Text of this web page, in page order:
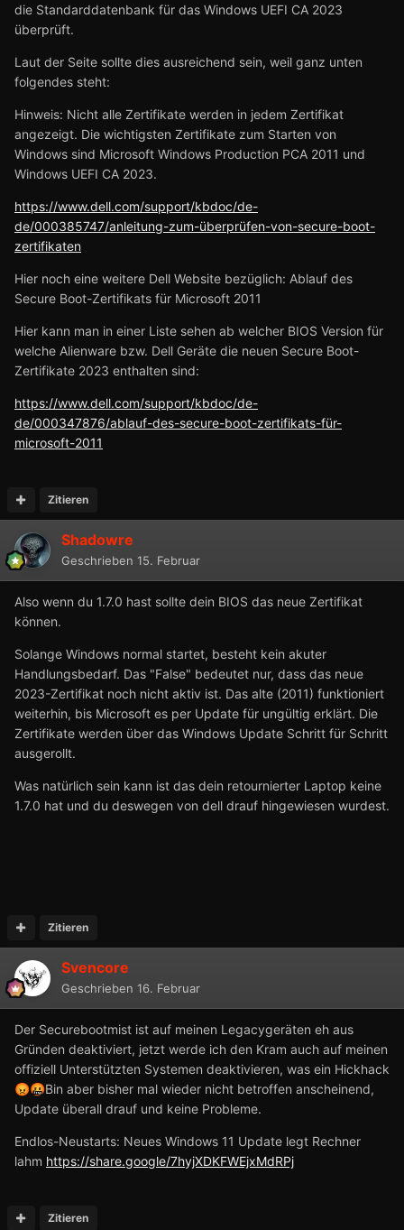
die Standarddatenbank für das Windows UEFI CA 2023
überprüft.
Laut der Seite sollte dies ausreichend sein, weil ganz unten
folgendes steht:
Hinweis: Nicht alle Zertifikate werden in jedem Zertifikat
angezeigt. Die wichtigsten Zertifikate zum Starten von
Windows sind Microsoft Windows Production PCA 2011 und
Windows UEFI CA 2023.
https://www.dell.com/support/kbdoc/de-
de/000385747/anleitung-zum-überprüfen-von-secure-boot-
zertifikaten
Hier noch eine weitere Dell Website bezüglich: Ablauf des
Secure Boot-Zertifikats für Microsoft 2011
Hier kann man in einer Liste sehen ab welcher BIOS Version für
welche Alienware bzw. Dell Geräte die neuen Secure Boot-
Zertifikate 2023 enthalten sind:
https://www.dell.com/support/kbdoc/de-
de/000347876/ablauf-des-secure-boot-zertifikats-für-
microsoft-2011
Zitieren
Shadowre
Geschrieben 15. Februar
Also wenn du 1.7.0 hast sollte dein BIOS das neue Zertifikat
können.
Solange Windows normal startet, besteht kein akuter
Handlungsbedarf. Das "False" bedeutet nur, dass das neue
2023-Zertifikat noch nicht aktiv ist. Das alte (2011) funktioniert
weiterhin, bis Microsoft es per Update für ungültig erklärt. Die
Zertifikate werden über das Windows Update Schritt für Schritt
ausgerollt.
Was natürlich sein kann ist das dein retournierter Laptop keine
1.7.0 hat und du deswegen von dell drauf hingewiesen wurdest.
Zitieren
Svencore
Geschrieben 16. Februar
Der Securebootmist ist auf meinen Legacygeräten eh aus
Gründen deaktiviert, jetzt werde ich den Kram auch auf meinen
offiziell Unterstützten Systemen deaktivieren, was ein Hickhack
😡🤬Bin aber bisher mal wieder nicht betroffen anscheinend,
Update überall drauf und keine Probleme.
Endlos-Neustarts: Neues Windows 11 Update legt Rechner
lahm https://share.google/7hyjXDKFWEjxMdRPj
Zitieren